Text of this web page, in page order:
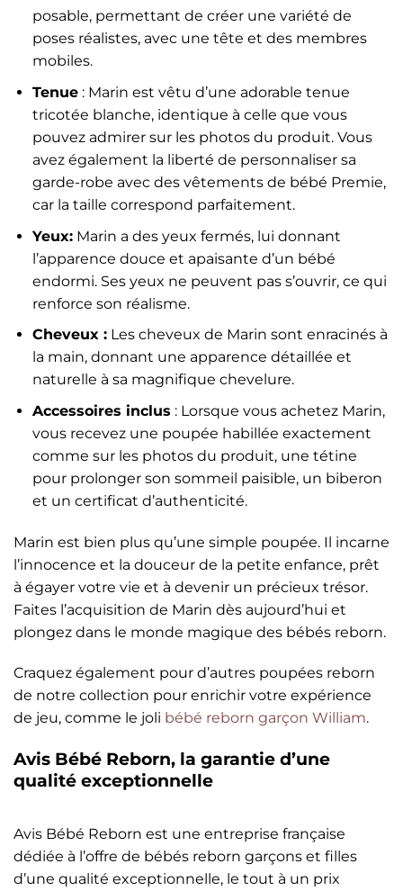
posable, permettant de créer une variété de
poses réalistes, avec une tête et des membres
mobiles.
Tenue: Marin est vêtu d’une adorable tenue
tricotée blanche, identique à celle que vous
pouvez admirer sur les photos du produit. Vous
avez également la liberté de personnaliser sa
garde-robe avec des vêtements de bébé Premie,
car la taille correspond parfaitement.
Yeux:Marin a des yeux fermés, lui donnant
l’apparence douce et apaisante d’un bébé
endormi. Ses yeux ne peuvent pas s’ouvrir, ce qui
renforce son réalisme.
Cheveux :Les cheveux de Marin sont enracinés à
la main, donnant une apparence détaillée et
naturelle à sa magnifique chevelure.
Accessoires inclus : Lorsque vous achetez Marin,
vous recevez une poupée habillée exactement
comme sur les photos du produit, une tétine
pour prolonger son sommeil paisible, un biberon
et un certificat d’authenticité.
Marin est bien plus qu’une simple poupée. Il incarne
l’innocence et la douceur de la petite enfance, prêt
à égayer votre vie et à devenir un précieux trésor.
Faites l’acquisition de Marin dès aujourd’hui et
plongez dans le monde magique des bébés reborn.
Craquez également pour d’autres poupées reborn
de notre collection pour enrichir votre expérience
de jeu, comme le joli bébé reborn garçon William.
Avis Bébé Reborn, la garantie d’une
qualité exceptionnelle
Avis Bébé Reborn est une entreprise française
dédiée à l’offre de bébés reborn garçons et filles
d’une qualité exceptionnelle, le tout à un prix